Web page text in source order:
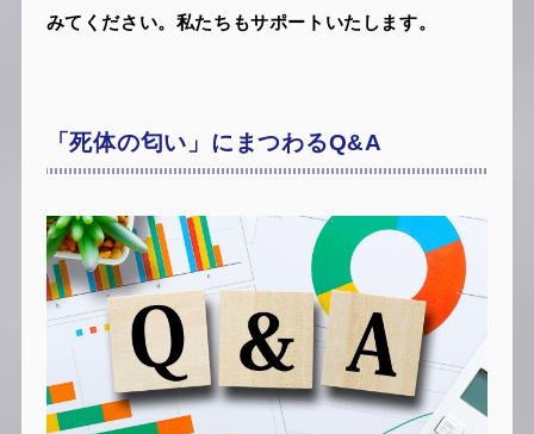
みてください。私たちもサポートいたします。
「死体の匂い」にまつわるQ&A